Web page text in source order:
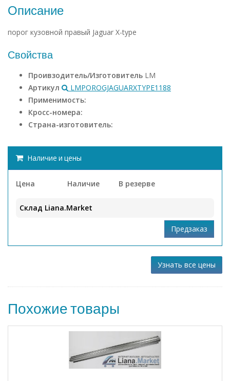
Описание
порог кузовной правый Jaguar X-type
Свойства
Проивзодитель/Изготовитель LM
Артикул
LMPOROGJAGUARXTYPE1188
Применимость:
Кросс-номера:
Страна-изготовитель:
Наличие и цены
Цена Наличие В резерве
Склад Liana.Market
Узнать все цены
Похожие товары